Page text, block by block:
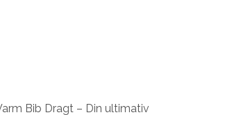
Bib Dragt – Din ultimativ